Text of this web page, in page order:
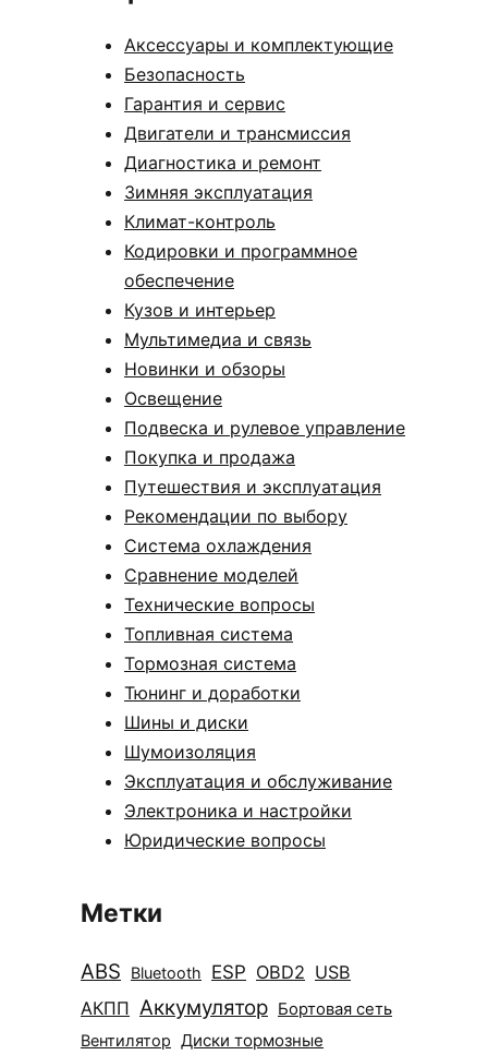
Аксессуары и комплектующие
Безопасность
Гарантия и сервис
Двигатели и трансмиссия
Диагностика и ремонт
Зимняя эксплуатация
Климат-контроль
Кодировки и программное
обеспечение
Кузов и интерьер
Мультимедиа и связь
Новинки и обзоры
Освещение
Подвеска и рулевое управление
Покупка и продажа
Путешествия и эксплуатация
Рекомендации по выбору
Система охлаждения
Сравнение моделей
Технические вопросы
Топливная система
Тормозная система
Тюнинг и доработки
Шины и диски
Шумоизоляция
Эксплуатация и обслуживание
Электроника и настройки
Юридические вопросы
Метки
ABS Bluetooth ESP OBD2 USB
АКПП Аккумулятор Бортовая сеть
Вентилятор Диски тормозные